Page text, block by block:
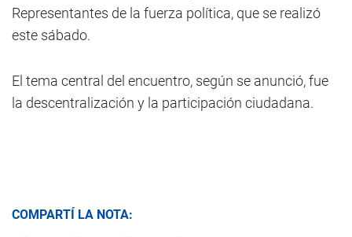
Representantes de la fuerza política, que se realizó
este sábado.
El tema central del encuentro, según se anunció, fue
la descentralización y la participación ciudadana.
COMPARTÍ LA NOTA: